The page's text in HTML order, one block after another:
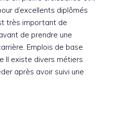
d’excellents diplômés
très important de
de prendre une
Emplois de base
Il existe divers métiers
après avoir suivi une